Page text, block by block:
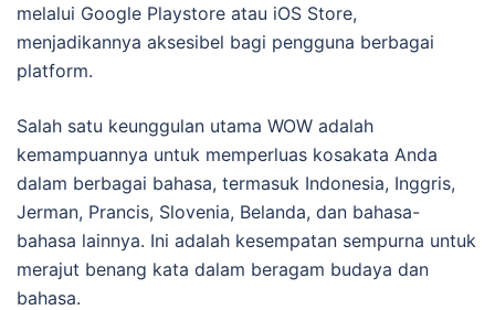
melalui Google Playstore atau iOS Store,
menjadikannya aksesibel bagi pengguna berbagai
platform.
Salah satu keunggulan utama WOW adalah
kemampuannya untuk memperluas kosakata Anda
dalam berbagai bahasa, termasuk Indonesia, Inggris,
Jerman, Prancis, Slovenia, Belanda, dan bahasa-
bahasa lainnya. Ini adalah kesempatan sempurna untuk
merajut benang kata dalam beragam budaya dan
bahasa.